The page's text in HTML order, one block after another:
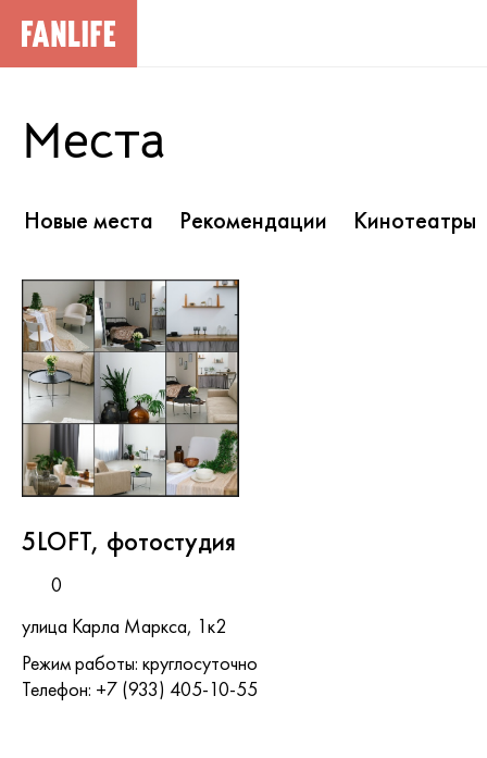
Места
Новые места Рекомендации Кинотеатры
5LOFT, фотостудия
0
улица Карла Маркса, 1к2
Режим работы: круглосуточно
Телефон: +7 (933) 405-10-55